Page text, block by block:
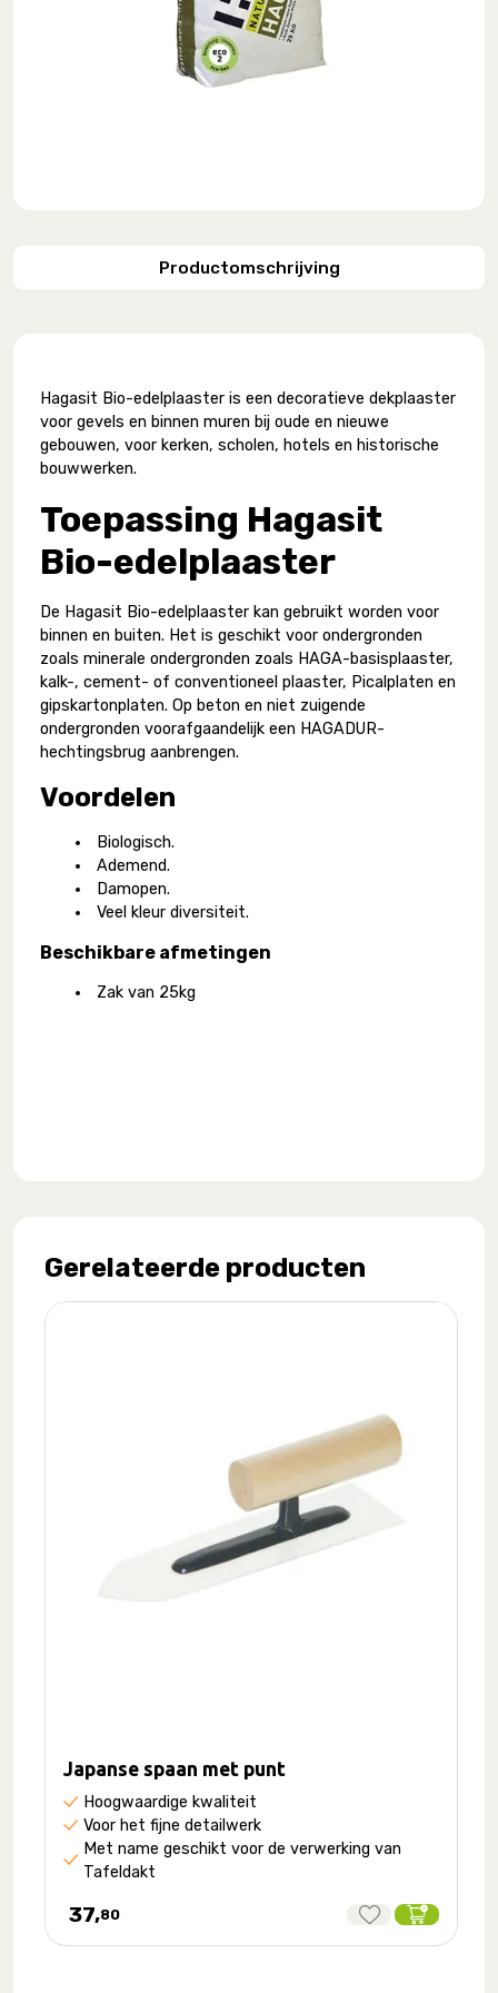
Productomschrijving
Hagasit Bio-edelplaaster is een decoratieve dekplaaster
voor gevels en binnen muren bij oude en nieuwe
gebouwen, voor kerken, scholen, hotels en historische
bouwwerken.
Toepassing Hagasit
Bio-edelplaaster
De Hagasit Bio-edelplaaster kan gebruikt worden voor
binnen en buiten. Het is geschikt voor ondergronden
zoals minerale ondergronden zoals HAGA-basisplaaster,
kalk-, cement- of conventioneel plaaster, Picalplaten en
gipskartonplaten. Op beton en niet zuigende
ondergronden voorafgaandelijk een HAGADUR-
hechtingsbrug aanbrengen.
Voordelen
Biologisch.
Ademend.
Damopen.
Veel kleur diversiteit.
Beschikbare afmetingen
Zak van 25kg
Gerelateerde producten
Japanse spaan met punt
Hoogwaardige kwaliteit
Voor het fijne detailwerk
Met name geschikt voor de verwerking van
Tafeldakt
37,80